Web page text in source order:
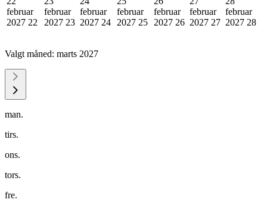
februar
2027 22
februar
2027 23
februar
2027 24
februar
2027 25
februar
2027 26
februar
2027 27
februar
2027 28
Valgt måned: marts 2027
man.
tirs.
ons.
tors.
fre.